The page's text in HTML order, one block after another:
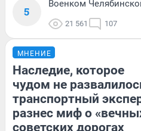
5
Военком
21 561 107
МНЕНИЕ
Наследие, которое
чудом не
транспортный
разнес миф о
советских дорогах